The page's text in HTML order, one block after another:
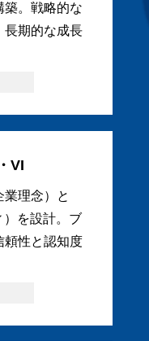
築。戦略的な
長期的な成長
VI
理念）と
）を設計。ブ
頼性と認知度